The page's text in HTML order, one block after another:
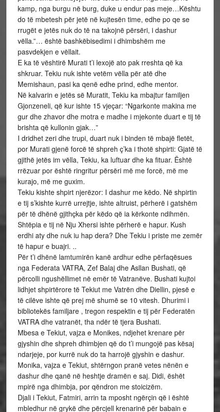
kamp, nga burgu në burg, duke u endur pas meje…Kështu
do të mbetesh për jetë në kujtesën time, edhe po qe se
rrugët e jetës nuk do të na takojnë përsëri, i dashur
vëlla.”… është bashkëbisedimi i dhimbshëm me
pasvdekjen e vëllait.
E ka të vështirë Murati t’i lexojë ato pak rreshta që ka
shkruar. Tekiu nuk ishte vetëm vëlla për atë dhe
Memishaun, pasi ka qenë edhe prind, edhe mentor.
Në kalvarin e jetës së Muratit, Tekiu ka mbajtur familjen
Gjonzeneli, që kur ishte 15 vjeçar: “Ngarkonte makina me
gur dhe zhavor dhe motra e madhe i mjekonte duart e tij të
brishta që kullonin gjak…”
I dridhet zeri dhe trupi, duart nuk i binden të mbajë fletët,
por Murati gjenë forcë të shpreh ç’ka i thotë shpirti: Gjatë të
gjithë jetës im vëlla, Tekiu, ka luftuar dhe ka fituar. Është
rrëzuar por është ringritur përsëri më me forcë, më me
kurajo, më me guxim.
Tekiu kishte shpirt njerëzor: I dashur me këdo. Në shpirtin
e tij s’kishte kurrë urrejtje, ishte altruist, përherë i gatshëm
për të dhënë gjithçka për këdo që ia kërkonte ndihmën.
Shtëpia e tij në Nju Xhersi ishte përherë e hapur. Kush
erdhi aty dhe nuk iu hap dera? Dhe Tekiu i priste me zemër
të hapur e buajri. ..
Për t’i dhënë lamtumirën kanë ardhur edhe përfaqësues
nga Federata VATRA, Zef Balaj dhe Asllan Bushati, që
përcolli ngushëllimet në emër të Vatranëve. Bushati kujtoi
lidhjet shpirtërore të Tekiut me Vatrën dhe Diellin, pjesë e
të cilëve ishte që prej më shumë se 10 vitesh. Dhurimi i
bibliotekës familjare , tregon respektin e tij për Federatën
VATRA dhe vatranët, tha ndër të tjera Bushati.
Mbesa e Tekiut, vajza e Monikes, ndjehet krenare për
gjyshin dhe shpreh dhimbjen që do t’i mungojë pas kësaj
ndarjeje, por kurrë nuk do ta harrojë gjyshin e dashur.
Monika, vajza e Tekiut, shtërngon pranë vetes nënën e
dashur dhe qanë në heshtje dramën e saj. Didi, ëshët
mpirë nga dhimbja, por qëndron me stoicizëm.
Djali i Tekiut, Fatmiri, arrin ta mposht ngërçin që i është
mbledhur në grykë dhe përcjell krenarinë për babain e